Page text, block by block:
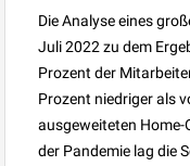
Die Analyse eines
Juli 2022 zu dem
Prozent der
Prozent niedriger als
ausgeweiteten
der Pandemie lag die